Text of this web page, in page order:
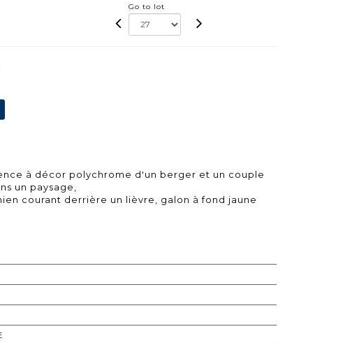
Go to lot
à décor polychrome d'un berger et un couple
un paysage,
courant derrière un lièvre, galon à fond jaune